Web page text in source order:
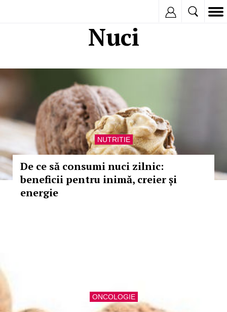
Nuci
NUTRITIE
De ce să consumi nuci zilnic:
beneficii pentru inimă, creier și
energie
ONCOLOGIE